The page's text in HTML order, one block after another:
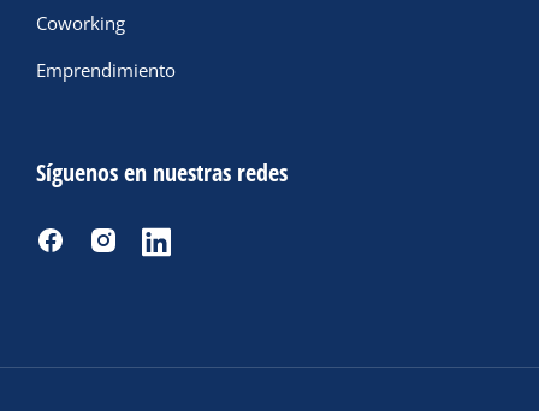
Coworking
Emprendimiento
Síguenos en nuestras redes